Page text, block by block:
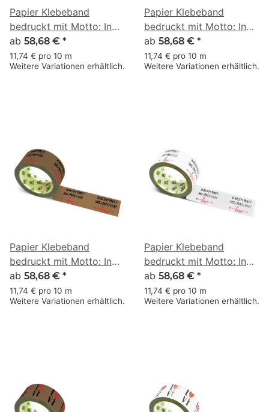
Papier Klebeband
bedruckt mit Motto: In
diesem Paket 100% pure
Liebe - 50 m braun
ab 58,68 € *
11,74 € pro 10 m
Weitere Variationen erhältlich.
Papier Klebeband
bedruckt mit Motto: In
diesem Paket 100% pure
Liebe - 50 m weiss
ab 58,68 € *
11,74 € pro 10 m
Weitere Variationen erhältlich.
Papier Klebeband
bedruckt mit Motto: In
diesem Paket 100% pure
Liebe mit Pfeil - 50 m
braun
ab 58,68 € *
11,74 € pro 10 m
Weitere Variationen erhältlich.
Papier Klebeband
bedruckt mit Motto: In
diesem Paket 100% pure
Liebe mit Pfeil - 50 m
weiss
ab 58,68 € *
11,74 € pro 10 m
Weitere Variationen erhältlich.